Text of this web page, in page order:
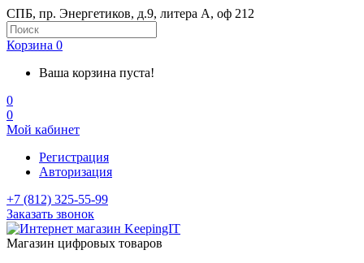
СПБ, пр. Энергетиков, д.9, литера А, оф 212
Корзина 0
Ваша корзина пуста!
0
0
Мой кабинет
Регистрация
Авторизация
+7 (812) 325-55-99
Заказать звонок
Магазин цифровых товаров